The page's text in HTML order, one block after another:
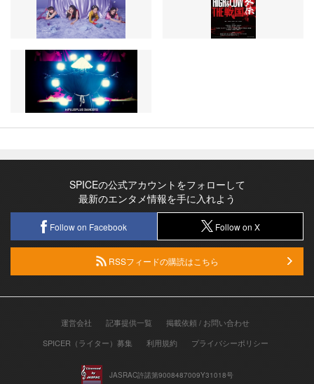
SPICEの公式アカウントをフォローして
最新のエンタメ情報を手に入れよう
Follow on Facebook Follow on X
RSSフィードの購読はこちら
運営会社 記事提供一覧
掲載依頼 / お問い合わせ
SPICER（ライター）募集
利用規約 プライバシーポリシー
JASRAC許諾第9008487009Y31018号